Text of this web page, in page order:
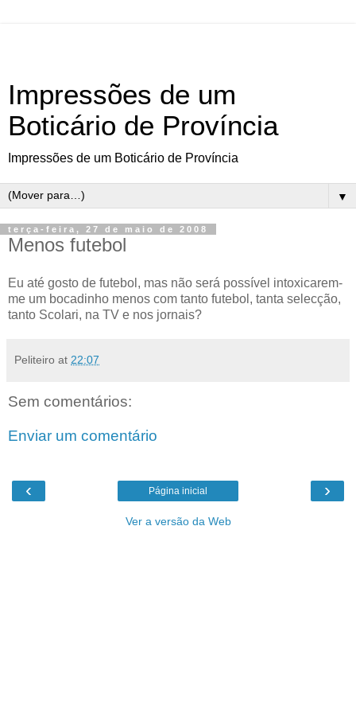
Impressões de um
Boticário de Província
Impressões de um Boticário de Província
▼
terça-feira, 27 de maio de 2008
Menos futebol
Eu até gosto de futebol, mas não será possível intoxicarem-
me um bocadinho menos com tanto futebol, tanta selecção,
tanto Scolari, na TV e nos jornais?
Peliteiro at 22:07
Sem comentários:
Enviar um comentário
‹ ›
Página inicial
Ver a versão da Web